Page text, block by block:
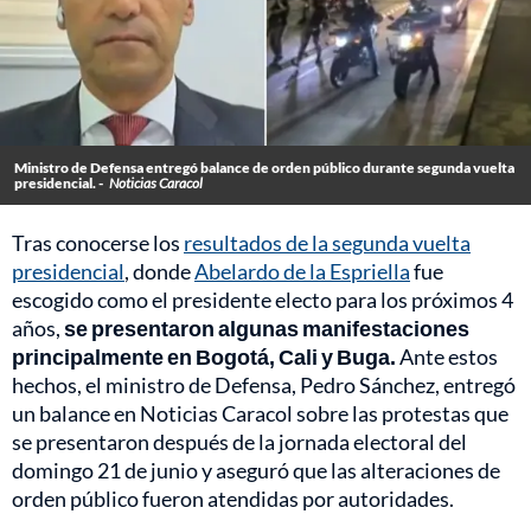
Ministro de Defensa entregó balance de orden público durante segunda vuelta
presidencial. - Noticias Caracol
Tras conocerse los resultados de la segunda vuelta
presidencial, dondeAbelardo de la Espriellafue
escogido como el presidente electo para los próximos 4
años,se presentaron algunas manifestaciones
principalmente en Bogotá, Cali y Buga.Ante estos
hechos, el ministro de Defensa, Pedro Sánchez, entregó
un balance en Noticias Caracol sobre las protestas que
se presentaron después de la jornada electoral del
domingo 21 de junio y aseguró que las alteraciones de
orden público fueron atendidas por autoridades.